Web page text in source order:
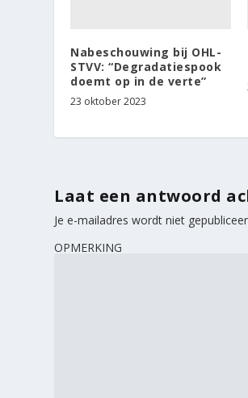
Nabeschouwing bij OHL-
STVV: “Degradatiespook
doemt op in de verte”
23 oktober 2023
Laat een antwoord
Je e-mailadres wordt niet
OPMERKING